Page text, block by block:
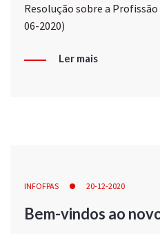
Resolução sobre a
06-2020)
Ler mais
INFOFPAS 20-12-2020
Bem-vindos ao